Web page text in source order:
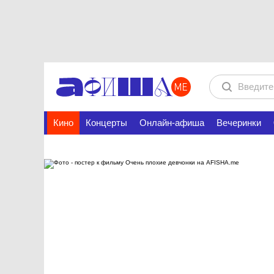
Кино Концерты Онлайн-афиша Вечеринки